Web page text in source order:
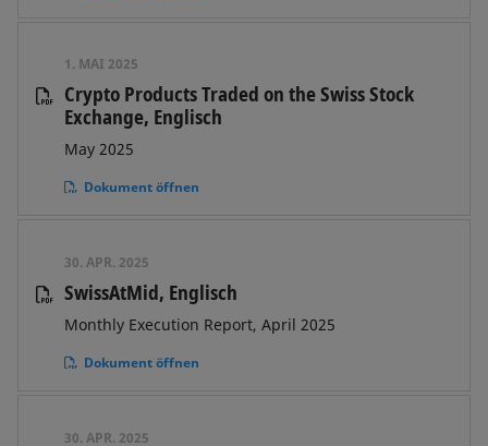
1. MAI 2025
Crypto Products Traded on the Swiss Stock
Exchange, Englisch
May 2025
Dokument öffnen
30. APR. 2025
SwissAtMid, Englisch
Monthly Execution Report, April 2025
Dokument öffnen
30. APR. 2025